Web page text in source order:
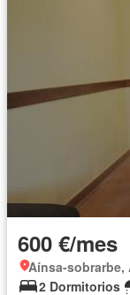
600 €/mes
Aínsa-sobrarbe,
2 Dormitorios